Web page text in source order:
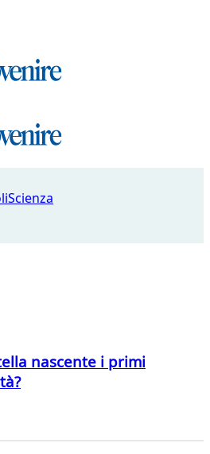
Scienza
nascente i primi